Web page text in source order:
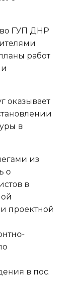
ГУП ДНР
работ
оказывает
в
из
о
в
проектной
в пос.